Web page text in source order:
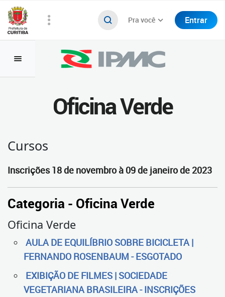
Pra você Entrar
Oficina Verde
Cursos
Inscrições 18 de novembro à 09 de janeiro de 2023
Categoria - Oficina Verde
Oficina Verde
AULA DE EQUILÍBRIO SOBRE BICICLETA |
FERNANDO ROSENBAUM - ESGOTADO
EXIBIÇÃO DE FILMES | SOCIEDADE
VEGETARIANA BRASILEIRA - INSCRIÇÕES